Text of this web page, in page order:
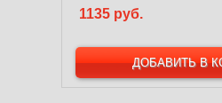
1135 руб.